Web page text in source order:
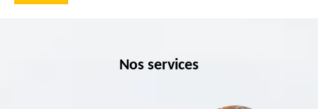
Nos services